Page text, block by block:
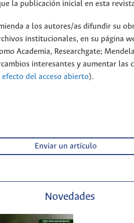
la publicación inicial en esta
a los autores/as difundir su
institucionales, en su página
Academia, Researchgate;
interesantes y aumentar las
efecto del acceso abierto).
Enviar un artículo
Novedades